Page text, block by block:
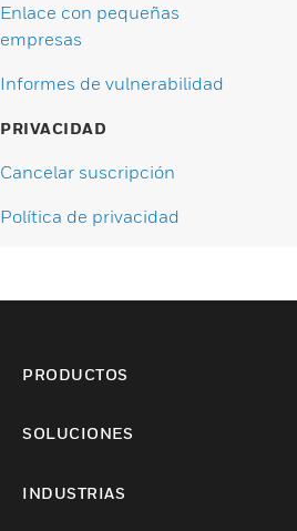
Enlace con pequeñas
empresas
Informes de vulnerabilidad
PRIVACIDAD
Cancelar suscripción
Política de privacidad
PRODUCTOS
SOLUCIONES
INDUSTRIAS